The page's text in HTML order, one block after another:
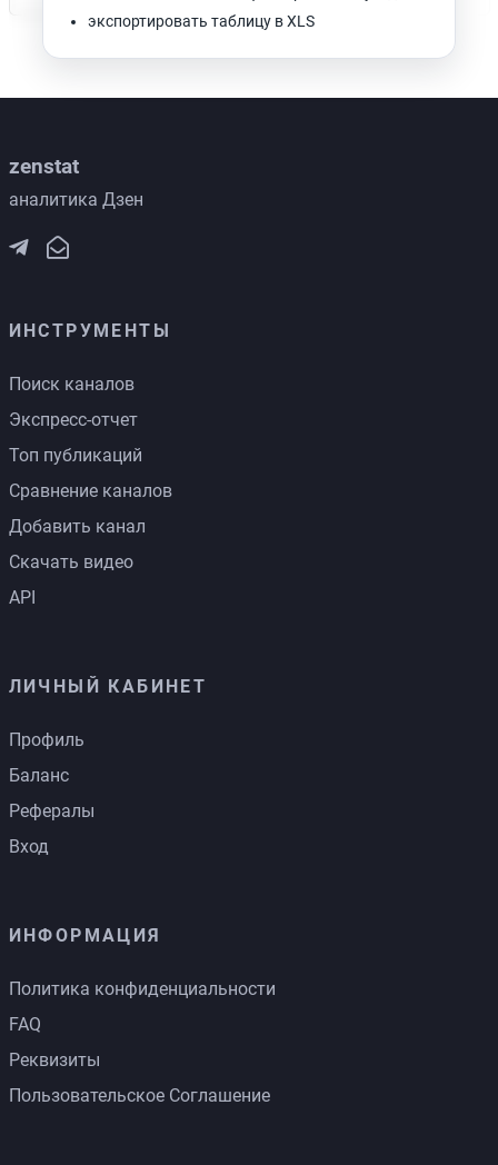
экспортировать таблицу в XLS
zenstat
аналитика Дзен
ИНСТРУМЕНТЫ
Поиск каналов
Экспресс-отчет
Топ публикаций
Сравнение каналов
Добавить канал
Скачать видео
API
ЛИЧНЫЙ КАБИНЕТ
Профиль
Баланс
Рефералы
Вход
ИНФОРМАЦИЯ
Политика конфиденциальности
FAQ
Реквизиты
Пользовательское Соглашение